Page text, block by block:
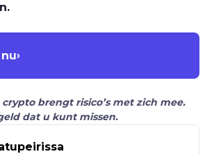
›
brengt risico’s met zich mee.
dat u kunt missen.